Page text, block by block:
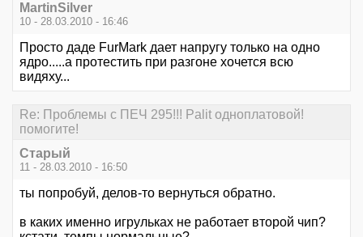
MartinSilver
10 - 28.03.2010 - 16:46
Просто даде FurMark дает напругу только на одно
ядро.....а протестить при разгоне хочется всю
видяху...
Re: Проблемы с ПЕЧ 295!!! Palit одноплатовой!
помогите!
Старый
11 - 28.03.2010 - 16:50
ты попробуй, делов-то вернуться обратно.
в каких именно игрульках не работает второй чип?